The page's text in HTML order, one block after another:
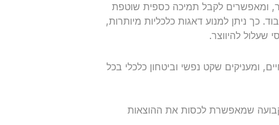
ומאפשרים לקבל תמיכה כספית שוטפת
כך ניתן למנוע דאגות כלכליות מיותרות,
להיווצר.
ומעניקים שקט נפשי וביטחון כלכלי בכל
שמאפשרת לכסות את ההוצאות